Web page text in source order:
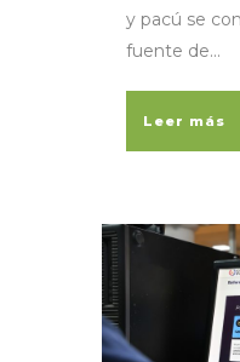
y pacú se
fuente de...
Leer más